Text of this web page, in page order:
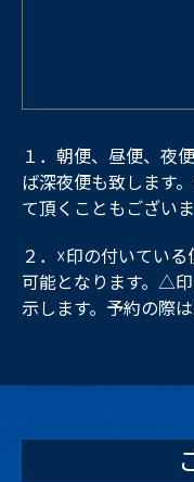
１．朝便、昼便、夜
ば深夜便も致します
て頂くこともござい
２．☓印の付いてい
可能となります。△
示します。予約の際